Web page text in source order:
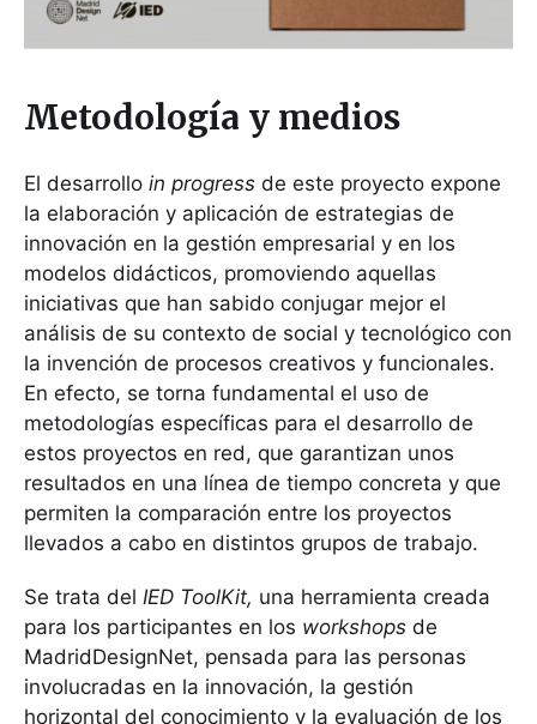
Metodología y medios
El desarrollo in progress de este proyecto expone
la elaboración y aplicación de estrategias de
innovación en la gestión empresarial y en los
modelos didácticos, promoviendo aquellas
iniciativas que han sabido conjugar mejor el
análisis de su contexto de social y tecnológico con
la invención de procesos creativos y funcionales.
En efecto, se torna fundamental el uso de
metodologías específicas para el desarrollo de
estos proyectos en red, que garantizan unos
resultados en una línea de tiempo concreta y que
permiten la comparación entre los proyectos
llevados a cabo en distintos grupos de trabajo.
Se trata del IED ToolKit, una herramienta creada
para los participantes en los workshops de
MadridDesignNet, pensada para las personas
involucradas en la innovación, la gestión
horizontal del conocimiento y la evaluación de los